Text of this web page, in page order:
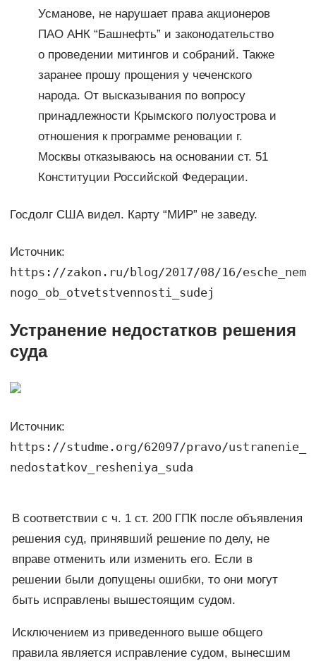
Усманове, не нарушает права акционеров
ПАО АНК “Башнефть” и законодательство
о проведении митингов и собраний. Также
заранее прошу прощения у чеченского
народа. От высказывания по вопросу
принадлежности Крымского полуострова и
отношения к программе реновации г.
Москвы отказываюсь на основании ст. 51
Конституции Российской Федерации.
Госдолг США видел. Карту “МИР” не заведу.
Источник:
https://zakon.ru/blog/2017/08/16/esche_nem
nogo_ob_otvetstvennosti_sudej
Устранение недостатков решения
суда
Источник:
https://studme.org/62097/pravo/ustranenie_
nedostatkov_resheniya_suda
В соответствии с ч. 1 ст. 200 ГПК после объявления
решения суд, принявший решение по делу, не
вправе отменить или изменить его. Если в
решении были допущены ошибки, то они могут
быть исправлены вышестоящим судом.
Исключением из приведенного выше общего
правила является исправление судом, вынесшим